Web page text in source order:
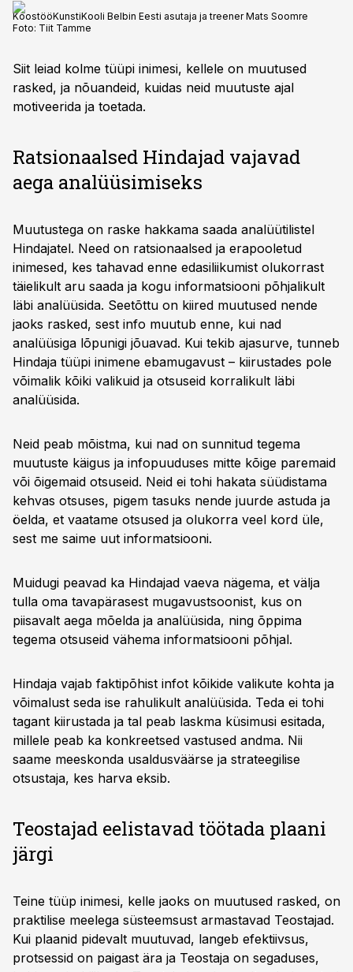
KoostööKunstiKooli Belbin Eesti asutaja ja treener Mats Soomre
Foto: Tiit Tamme
Siit leiad kolme tüüpi inimesi, kellele on muutused
rasked, ja nõuandeid, kuidas neid muutuste ajal
motiveerida ja toetada.
Ratsionaalsed Hindajad vajavad
aega analüüsimiseks
Muutustega on raske hakkama saada analüütilistel
Hindajatel. Need on ratsionaalsed ja erapooletud
inimesed, kes tahavad enne edasiliikumist olukorrast
täielikult aru saada ja kogu informatsiooni põhjalikult
läbi analüüsida. Seetõttu on kiired muutused nende
jaoks rasked, sest info muutub enne, kui nad
analüüsiga lõpunigi jõuavad. Kui tekib ajasurve, tunneb
Hindaja tüüpi inimene ebamugavust – kiirustades pole
võimalik kõiki valikuid ja otsuseid korralikult läbi
analüüsida.
Neid peab mõistma, kui nad on sunnitud tegema
muutuste käigus ja infopuuduses mitte kõige paremaid
või õigemaid otsuseid. Neid ei tohi hakata süüdistama
kehvas otsuses, pigem tasuks nende juurde astuda ja
öelda, et vaatame otsused ja olukorra veel kord üle,
sest me saime uut informatsiooni.
Muidugi peavad ka Hindajad vaeva nägema, et välja
tulla oma tavapärasest mugavustsoonist, kus on
piisavalt aega mõelda ja analüüsida, ning õppima
tegema otsuseid vähema informatsiooni põhjal.
Hindaja vajab faktipõhist infot kõikide valikute kohta ja
võimalust seda ise rahulikult analüüsida. Teda ei tohi
tagant kiirustada ja tal peab laskma küsimusi esitada,
millele peab ka konkreetsed vastused andma. Nii
saame meeskonda usaldusväärse ja strateegilise
otsustaja, kes harva eksib.
Teostajad eelistavad töötada plaani
järgi
Teine tüüp inimesi, kelle jaoks on muutused rasked, on
praktilise meelega süsteemsust armastavad Teostajad.
Kui plaanid pidevalt muutuvad, langeb efektiivsus,
protsessid on paigast ära ja Teostaja on segaduses,